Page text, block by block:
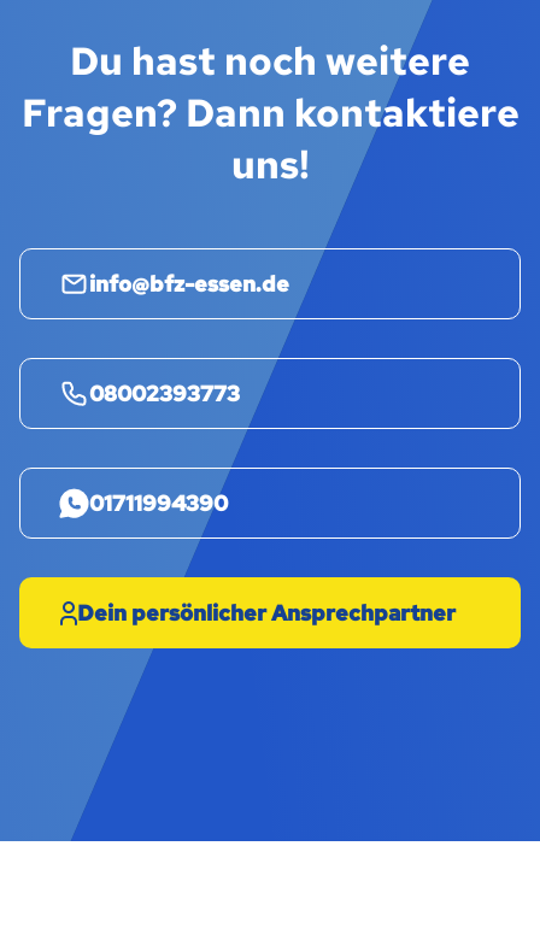
Du hast noch weitere
Fragen? Dann kontaktiere
uns!
info@bfz-essen.de
08002393773
01711994390
Dein persönlicher Ansprechpartner